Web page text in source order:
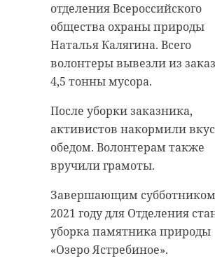
отделения Всероссийского
общества охраны природы
Наталья Калягина. Всего
волонтеры вывезли из
4,5 тонны мусора.
После уборки заказника,
активистов накормили
обедом. Волонтерам также
вручили грамоты.
Завершающим
2021 году для Отделения
уборка памятника природы
«Озеро Ястребиное».
УГ МВД животные
петербург
Поделиться статьей:
Фото: Администрация
района